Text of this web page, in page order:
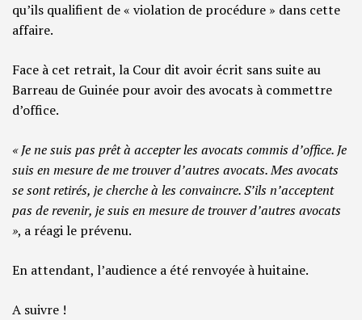
qu’ils qualifient de « violation de procédure » dans cette
affaire.
Face à cet retrait, la Cour dit avoir écrit sans suite au
Barreau de Guinée pour avoir des avocats à commettre
d’office.
« Je ne suis pas prêt à accepter les avocats commis d’office. Je
suis en mesure de me trouver d’autres avocats. Mes avocats
se sont retirés, je cherche à les convaincre. S’ils n’acceptent
pas de revenir, je suis en mesure de trouver d’autres avocats
», a réagi le prévenu.
En attendant, l’audience a été renvoyée à huitaine.
A suivre !